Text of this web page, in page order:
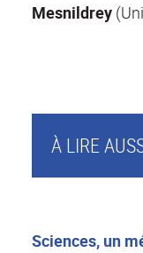
À LIRE
Sciences, un
Mesnildrey